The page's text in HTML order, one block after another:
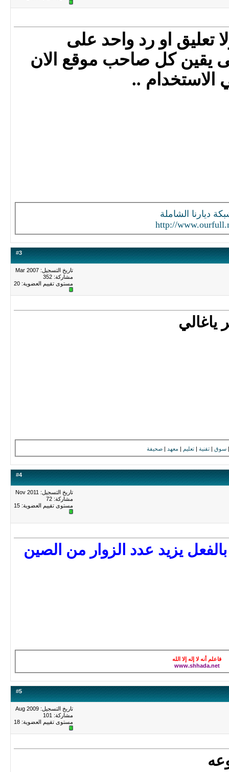
ولا تعليق او رد واحد على
يقين كل صاحب موقع الان
الاستخدام ..
ديارنا الشاملة
http://
#3
تاريخ التسجيل: Mar 2007
مشاركة: 352
مستوى تقييم العضوية: 20
ياغالي
|سوق |تقنية |تعليم | معهد |صحيفة
#4
تاريخ التسجيل: Nov 2011
مشاركة: 72
مستوى تقييم العضوية: 15
يزيد عدد الزوار من الصين
فاعلم أنه لا إله إلا الله
www.shhada.net
#5
تاريخ التسجيل: Aug 2009
مشاركة: 101
مستوى تقييم العضوية: 18